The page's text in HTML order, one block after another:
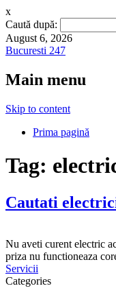
x
Caută după:
August 6, 2026
Bucuresti 247
Main menu
Skip to content
Prima pagină
Tag:
Cautati
Nu aveti curent electric
priza nu functioneaza
Servicii
Categories